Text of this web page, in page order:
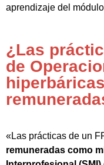
aprendizaje del
¿Las
de
«Las prácticas de un
remuneradas como